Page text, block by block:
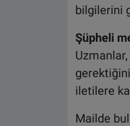
bilgilerini
Şüpheli
iletilere
Mailde